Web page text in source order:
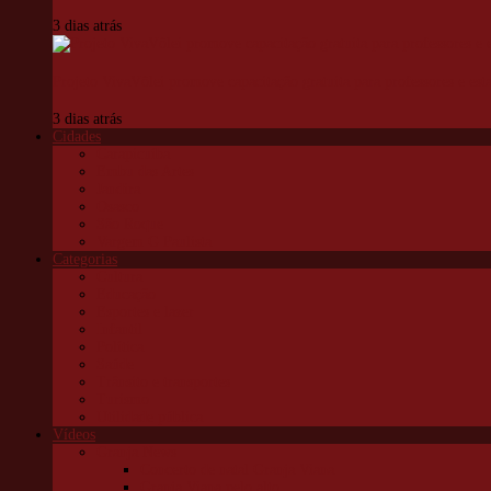
3 dias atrás
3 dias atrás
Cidades
Categorias
Vídeos